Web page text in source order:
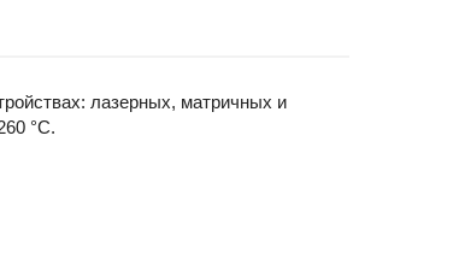
лазерных, матричных и
°С.